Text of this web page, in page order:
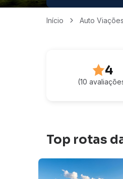
Início Auto Viações
4
(10
Top rotas